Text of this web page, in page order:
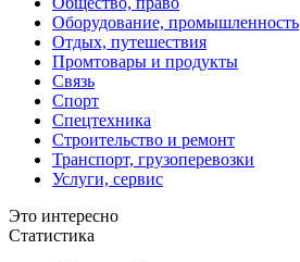
Оборудование, промышленность
Отдых, путешествия
Промтовары и продукты
Связь
Спорт
Спецтехника
Строительство и ремонт
Транспорт, грузоперевозки
Услуги, сервис
Это интересно
Статистика